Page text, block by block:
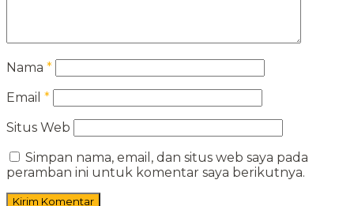
Nama *
Email *
Situs Web
Simpan nama, email, dan situs web saya pada
peramban ini untuk komentar saya berikutnya.